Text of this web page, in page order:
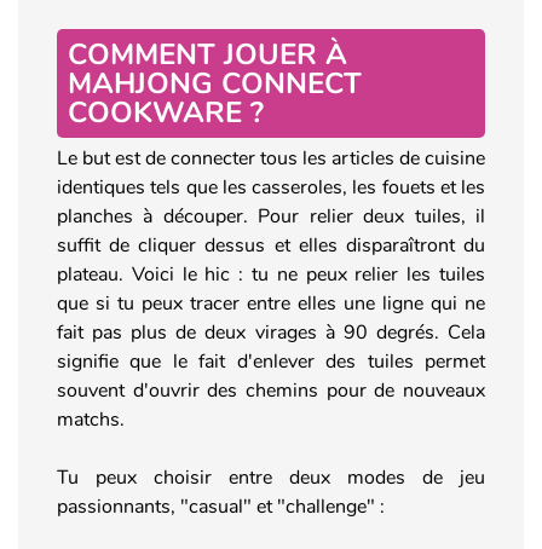
COMMENT JOUER À
MAHJONG CONNECT
COOKWARE ?
Le but est de connecter tous les articles de cuisine
identiques tels que les casseroles, les fouets et les
planches à découper. Pour relier deux tuiles, il
suffit de cliquer dessus et elles disparaîtront du
plateau. Voici le hic : tu ne peux relier les tuiles
que si tu peux tracer entre elles une ligne qui ne
fait pas plus de deux virages à 90 degrés. Cela
signifie que le fait d'enlever des tuiles permet
souvent d'ouvrir des chemins pour de nouveaux
matchs.
Tu peux choisir entre deux modes de jeu
passionnants, "casual" et "challenge" :